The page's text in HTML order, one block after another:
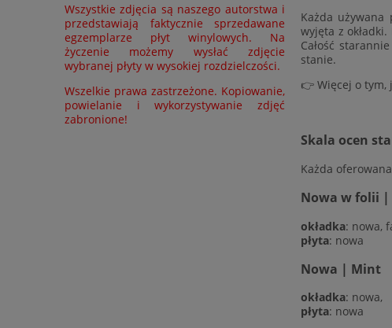
Wszystkie zdjęcia są naszego autorstwa i
przedstawiają faktycznie sprzedawane
egzemplarze płyt winylowych. Na
życzenie możemy wysłać zdjęcie
wybranej płyty w wysokiej rozdzielczości.
Wszelkie prawa zastrzeżone. Kopiowanie,
powielanie i wykorzystywanie zdjęć
zabronione!
Każda
wyjęta z
Całość
stanie.
👉 Więcej o tym,
Skala ocen
Każda
Nowa w folii
okładka: nowa,
płyta: nowa
Nowa | Mint
okładka: nowa,
płyta: nowa